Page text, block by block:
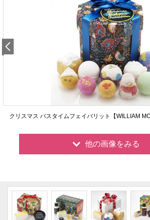
クリスマス バスタイムフェイバリット【WILLIAM
他の画像をみる